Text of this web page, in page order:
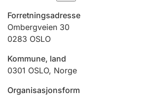
Tinglysing
Jeger
Ektepaktrettleiaren
Forretningsadresse
Ombergveien 30
0283 OSLO
Kommune, land
0301 OSLO, Norge
Organisasjonsform